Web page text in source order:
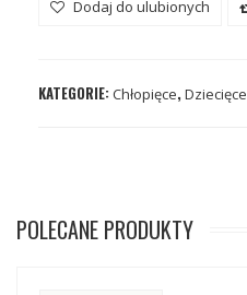
Dodaj do ulubionych
KATEGORIE: Chłopięce, Dziecięce
POLECANE PRODUKTY